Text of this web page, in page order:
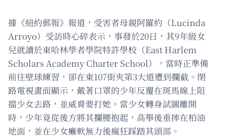
據《紐約郵報》報道，受害者母親阿羅約（Lucinda
Arroyo）受訪時心碎表示，事發於20日，其9年級女
兒就讀於東哈林學者學院特許學校（East Harlem
Scholars Academy Charter School），當時正準備
前往壁球練習，卻在東107街夾第3大道遭到攔截。閉
路電視畫面顯示，戴著口罩的少年反覆在斑馬線上阻
擋少女去路，並威脅要打她。當少女轉身試圖離開
時，少年竟從後方將其攔腰抱起，高舉後重摔在柏油
地面，並在少女癱軟無力後瘋狂踩踏其頭部。